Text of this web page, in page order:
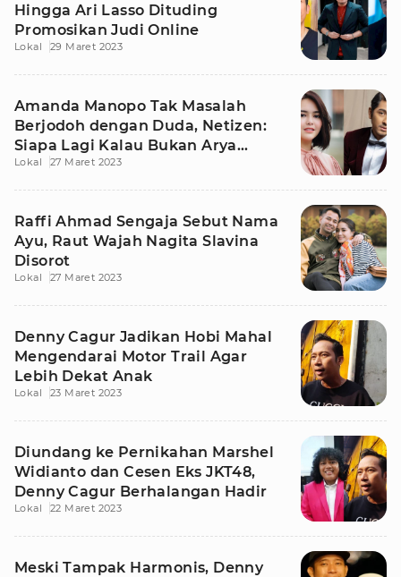
Hingga Ari Lasso Dituding
Promosikan Judi Online
Lokal 29 Maret 2023
Amanda Manopo Tak Masalah
Berjodoh dengan Duda, Netizen:
Siapa Lagi Kalau Bukan Arya
Saloka
Lokal 27 Maret 2023
Raffi Ahmad Sengaja Sebut Nama
Ayu, Raut Wajah Nagita Slavina
Disorot
Lokal 27 Maret 2023
Denny Cagur Jadikan Hobi Mahal
Mengendarai Motor Trail Agar
Lebih Dekat Anak
Lokal 23 Maret 2023
Diundang ke Pernikahan Marshel
Widianto dan Cesen Eks JKT48,
Denny Cagur Berhalangan Hadir
Lokal 22 Maret 2023
Meski Tampak Harmonis, Denny